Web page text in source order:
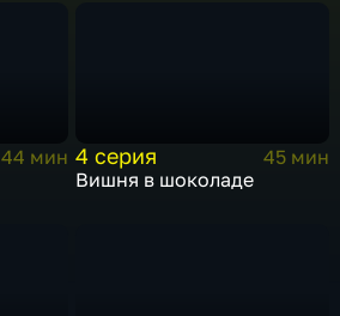
44 мин 4 серия
45 мин
Вишня в шоколаде